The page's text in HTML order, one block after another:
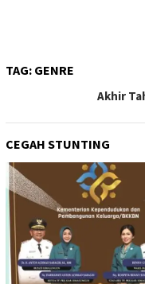
TAG: GENRE
Akhir
CEGAH STUNTING